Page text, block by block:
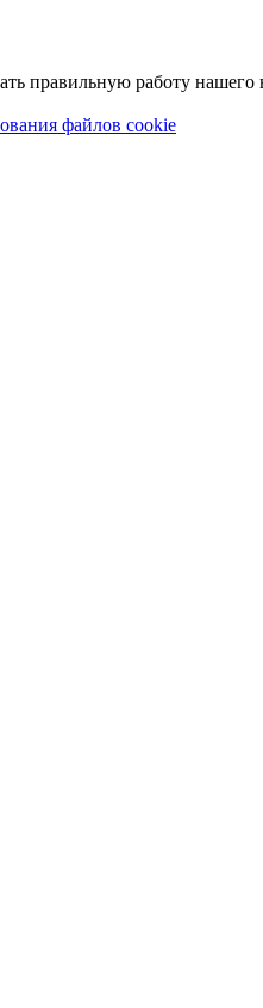
правильную работу нашего
файлов cookie